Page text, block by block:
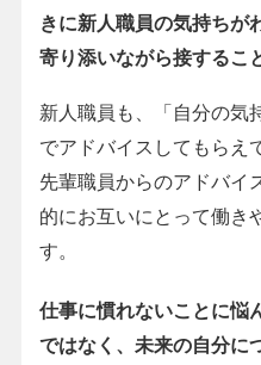
きに新人職員の気持ちが
寄り添いながら接するこ
新人職員も、「自分の気
でアドバイスしてもらえ
先輩職員からのアドバイ
的にお互いにとって働き
す。
仕事に慣れないことに悩
ではなく、未来の自分に